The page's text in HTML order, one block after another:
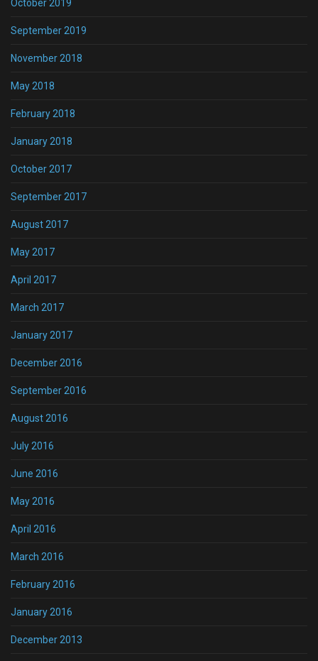
October 2019
September 2019
November 2018
May 2018
February 2018
January 2018
October 2017
September 2017
August 2017
May 2017
April 2017
March 2017
January 2017
December 2016
September 2016
August 2016
July 2016
June 2016
May 2016
April 2016
March 2016
February 2016
January 2016
December 2013